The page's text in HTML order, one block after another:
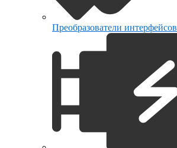
Преобразователи интерфейсов